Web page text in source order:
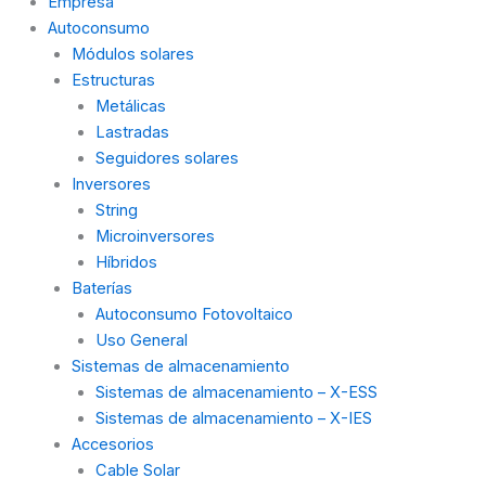
Autoconsumo
Módulos solares
Estructuras
Metálicas
Lastradas
Seguidores solares
Inversores
String
Microinversores
Híbridos
Baterías
Autoconsumo Fotovoltaico
Uso General
Sistemas de almacenamiento
Sistemas de almacenamiento – X-ESS
Sistemas de almacenamiento – X-IES
Accesorios
Cable Solar